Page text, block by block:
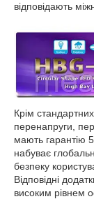
відповідають
Крім
перенапруги,
мають гарантію
набуває
безпеку
Відповідні
високим рівнем